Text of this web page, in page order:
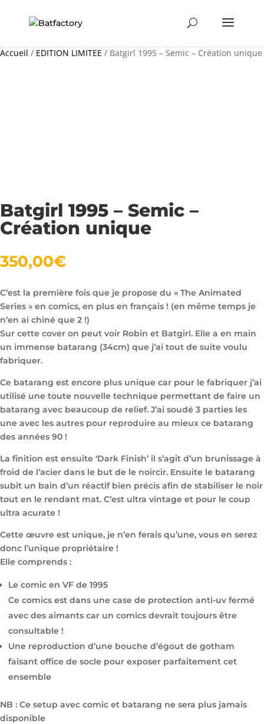
Accueil / EDITION LIMITEE / Batgirl 1995 – Semic – Création unique
Batgirl 1995 – Semic –
Création unique
350,00€
C’est la première fois que je propose du « The Animated
Series » en comics, en plus en français ! (en même temps je
n’en ai chiné que 2 !)
Sur cette cover on peut voir Robin et Batgirl. Elle a en main
un immense batarang (34cm) que j’ai tout de suite voulu
fabriquer.
Ce batarang est encore plus unique car pour le fabriquer j’ai
utilisé une toute nouvelle technique permettant de faire un
batarang avec beaucoup de relief. J’ai soudé 3 parties les
une avec les autres pour reproduire au mieux ce batarang
des années 90 !
La finition est ensuite ‘Dark Finish’ il s’agit d’un brunissage à
froid de l’acier dans le but de le noircir. Ensuite le batarang
subit un bain d’un réactif bien précis afin de stabiliser le noir
tout en le rendant mat. C’est ultra vintage et pour le coup
ultra acurate !
Cette œuvre est unique, je n’en ferais qu’une, vous en serez
donc l’unique propriétaire !
Elle comprends :
Le comic en VF de 1995
Ce comics est dans une case de protection anti-uv fermé
avec des aimants car un comics devrait toujours être
consultable !
Une reproduction d’une bouche d’égout de gotham
faisant office de socle pour exposer parfaitement cet
ensemble
NB : Ce setup avec comic et batarang ne sera plus jamais
disponible